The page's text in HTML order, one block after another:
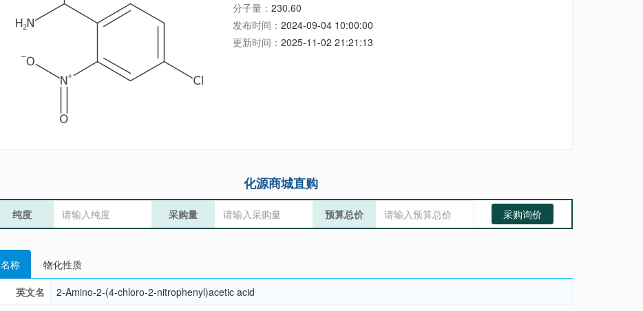
分子量： 230.60
发布时间： 2024-09-04 10:00:00
更新时间： 2025-11-02 21:21:13
化源商城直购
纯度 采购量 预算总价 采购询价
名称
物化性质
英文名
2-Amino-2-(4-chloro-2-nitrophenyl)acetic acid